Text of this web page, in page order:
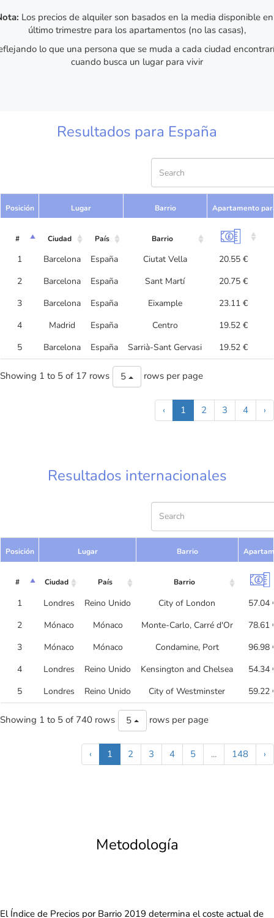
Los precios de alquiler son basados en la media disponible
último trimestre para los apartamentos (no las casas),
lo que una persona que se muda a cada ciudad
cuando busca un lugar para vivir
Resultados para España
Posición Lugar Barrio Apartamento
# Ciudad País Barrio
1 Barcelona España Ciutat Vella 20.55 €
2
Barcelona España Sant Martí 20.75 €
3
Barcelona España Eixample 23.11 €
4
Madrid España Centro 19.52 €
5
Barcelona España Sarrià-Sant Gervasi 19.52 €
Showing 1 to 5 of 17 rows 5 rows per page
‹ 1 2 3 4 ›
Resultados internacionales
Posición Lugar Barrio
# Ciudad País Barrio
1 Londres Reino Unido City of London
57.04
2
Mónaco Mónaco Monte-Carlo, Carré d'Or
78.61
3
Mónaco Mónaco Condamine, Port
96.98
4
Londres Reino Unido Kensington and Chelsea
54.34
5
Londres Reino Unido City of Westminster 59.22
Showing 1 to 5 of 740 rows 5 rows per page
‹ 1 2 3 4 5 ... 148 ›
Metodología
El Índice de Precios por Barrio 2019 determina el coste actual de